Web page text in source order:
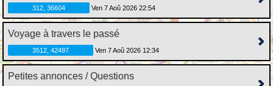
312, 36604 Ven 7 Aoû 2026 22:54
Voyage à travers le passé
3512, 42497 Ven 7 Aoû 2026 12:34
Petites annonces / Questions